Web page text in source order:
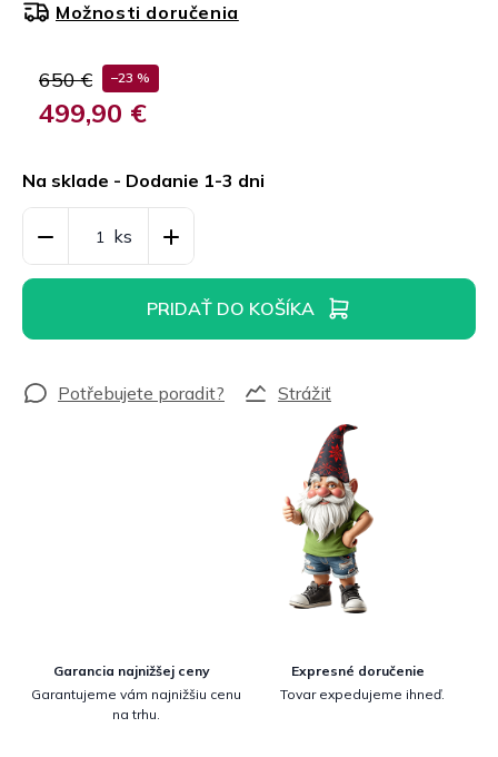
650 € –23 %
499,90 €
cena:
Na sklade - Dodanie 1-3 dni
Možnosti doručenia
PRIDAŤ DO KOŠÍKA
Strážiť
Garancia najnižšej ceny
Garantujeme vám najnižšiu cenu
na trhu.
Expresné doručenie
Tovar expedujeme ihneď.